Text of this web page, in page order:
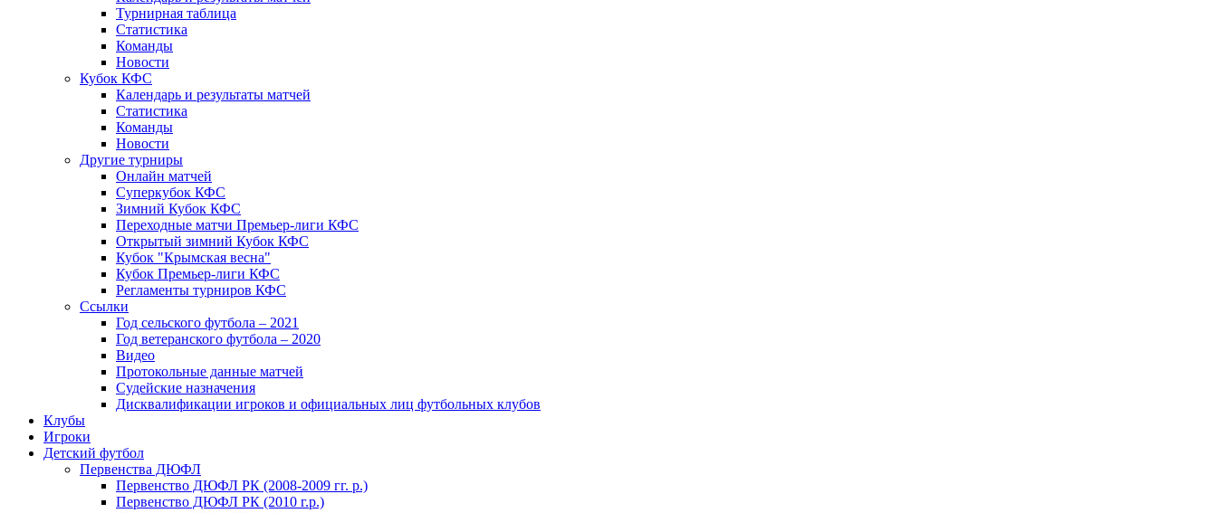
Турнирная таблица
Статистика
Команды
Новости
Кубок КФС
Календарь и результаты матчей
Статистика
Команды
Новости
Другие турниры
Онлайн матчей
Суперкубок КФС
Зимний Кубок КФС
Переходные матчи Премьер-лиги КФС
Открытый зимний Кубок КФС
Кубок "Крымская весна"
Кубок Премьер-лиги КФС
Регламенты турниров КФС
Ссылки
Год сельского футбола – 2021
Год ветеранского футбола – 2020
Видео
Протокольные данные матчей
Судейские назначения
Дисквалификации игроков и официальных лиц футбольных клубов
Клубы
Игроки
Детский футбол
Первенства ДЮФЛ
Первенство ДЮФЛ РК (2008-2009 гг. р.)
Первенство ДЮФЛ РК (2010 г.р.)